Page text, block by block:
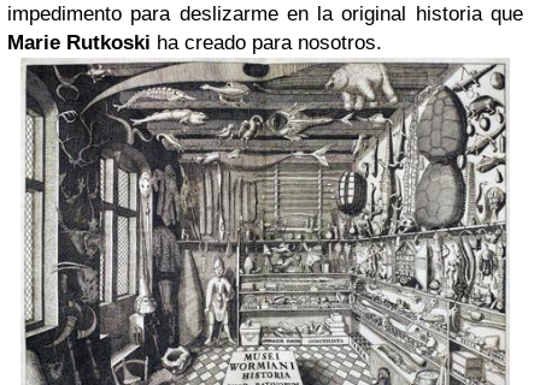
impedimento para deslizarme en la original historia que
Marie Rutkoski ha creado para nosotros.